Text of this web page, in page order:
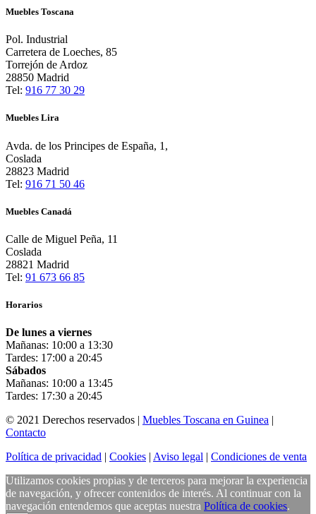
Muebles Toscana
Pol. Industrial
Carretera de Loeches, 85
Torrejón de Ardoz
28850 Madrid
Tel: 916 77 30 29
Muebles Lira
Avda. de los Principes de España, 1,
Coslada
28823 Madrid
Tel: 916 71 50 46
Muebles Canadá
Calle de Miguel Peña, 11
Coslada
28821 Madrid
Tel: 91 673 66 85
Horarios
De lunes a viernes
Mañanas: 10:00 a 13:30
Tardes: 17:00 a 20:45
Sábados
Mañanas: 10:00 a 13:45
Tardes: 17:30 a 20:45
© 2021 Derechos reservados | Muebles Toscana en Guinea |
Contacto
Política de privacidad | Cookies | Aviso legal | Condiciones de venta
Utilizamos cookies propias y de terceros para mejorar la experiencia
de navegación, y ofrecer contenidos de interés. Al continuar con la
navegación entendemos que aceptas nuestra Política de cookies.